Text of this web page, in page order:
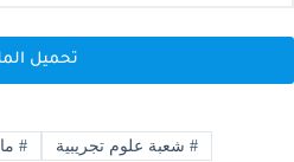
تحميل
# شعبة علوم تجريبية #